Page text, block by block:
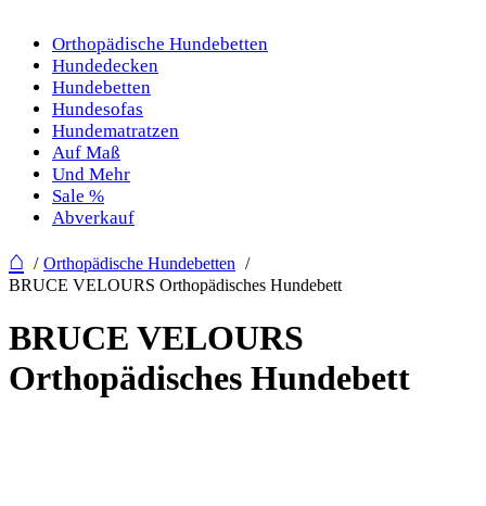
Orthopädische Hundebetten
Hundedecken
Hundebetten
Hundesofas
Hundematratzen
Auf Maß
Und Mehr
Sale %
Abverkauf
⌂
Orthopädische Hundebetten
BRUCE VELOURS Orthopädisches Hundebett
BRUCE VELOURS
Orthopädisches Hundebett